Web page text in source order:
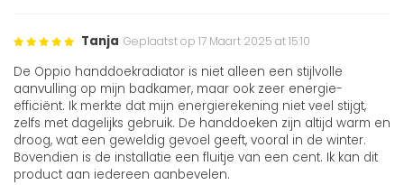
Tanja Geplaatst op 17 Maart 2025 at 15:10
De Oppio handdoekradiator is niet alleen een stijlvolle
aanvulling op mijn badkamer, maar ook zeer energie-
efficiënt. Ik merkte dat mijn energierekening niet veel stijgt,
zelfs met dagelijks gebruik. De handdoeken zijn altijd warm en
droog, wat een geweldig gevoel geeft, vooral in de winter.
Bovendien is de installatie een fluitje van een cent. Ik kan dit
product aan iedereen aanbevelen.